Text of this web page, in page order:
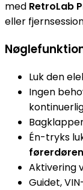
med RetroLab
eller
Luk den
Ingen
Én-tryks
førerdøren
Aktivering
Guidet,